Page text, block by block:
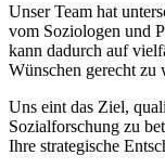
Unser Team hat
vom Soziologen und
kann dadurch auf
Wünschen gerecht zu
Uns eint das Ziel,
Sozialforschung zu
Ihre strategische